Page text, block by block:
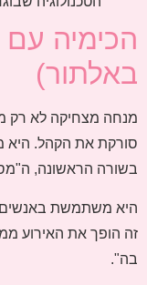
הכימיה
באלתור)
מנחה מצחיקה לא רק
סורקת את הקהל. היא
בשורה הראשונה,
זה הופך את האירוע
בה".